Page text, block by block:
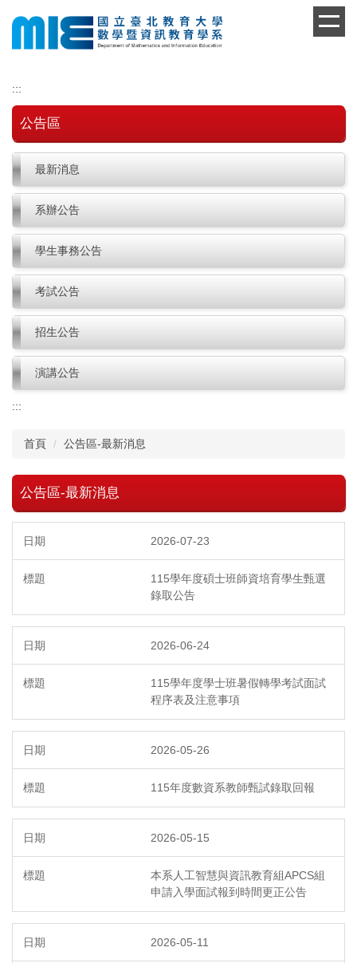
到
容
區
:::
公告區
最新消息
系辦公告
學生事務公告
考試公告
招生公告
演講公告
:::
首頁 公告區-最新消息
公告區-最新消息
2026-07-23
115學年度碩士班師資培育學生甄選
錄取公告
2026-06-24
115學年度學士班暑假轉學考試面試
程序表及注意事項
2026-05-26
115年度數資系教師甄試錄取回報
2026-05-15
本系人工智慧與資訊教育組APCS組
申請入學面試報到時間更正公告
2026-05-11